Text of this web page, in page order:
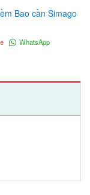
Bao cần Simago
WhatsApp